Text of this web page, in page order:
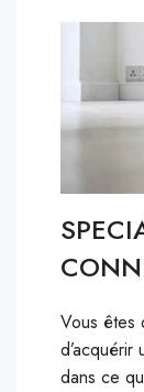
Vous êtes
dans ce